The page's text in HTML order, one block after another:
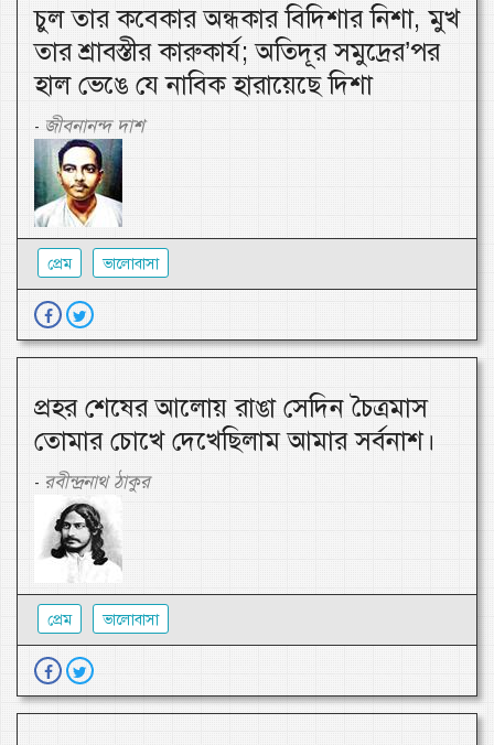
চুল তার কবেকার অন্ধকার বিদিশার নিশা, মুখ
তার শ্রাবস্তীর কারুকার্য; অতিদূর সমুদ্রের’পর
হাল ভেঙে যে নাবিক হারায়েছে দিশা
- জীবনানন্দ দাশ
প্রেম ভালোবাসা
প্রহর শেষের আলোয় রাঙা সেদিন চৈত্রমাস
তোমার চোখে দেখেছিলাম আমার সর্বনাশ।
- রবীন্দ্রনাথ ঠাকুর
প্রেম ভালোবাসা